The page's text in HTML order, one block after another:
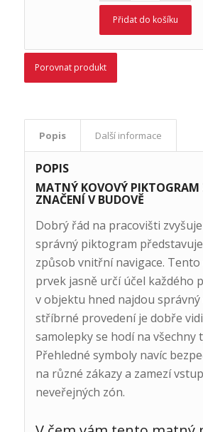
Přidat do košíku
Porovnat produkt
Popis Další informace
POPIS
MATNÝ KOVOVÝ PIKTOGRAM
ZNAČENÍ V BUDOVĚ
Dobrý řád na pracovišti
správný piktogram
způsob vnitřní navigace.
prvek jasně určí účel každého
v objektu hned najdou správný
stříbrné provedení je dobře
samolepky se hodí na všechny
Přehledné symboly navíc
na různé zákazy a zamezí
neveřejných zón.